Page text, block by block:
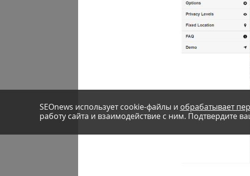
SEOnews использует cookie-файлы и обрабатывает
работу сайта и взаимодействие с ним. Подтвердите